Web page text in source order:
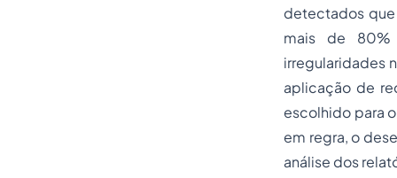
detectados
mais de 80%
irregularidades
aplicação de
escolhido para
em regra, o
análise dos